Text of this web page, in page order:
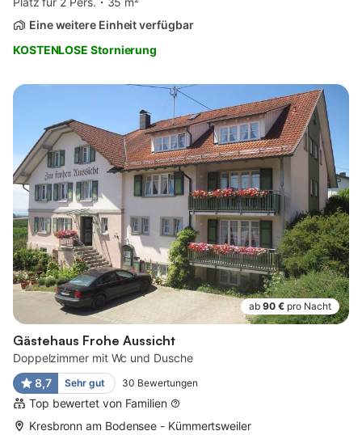
Eine weitere Einheit verfügbar
KOSTENLOSE Stornierung
ab 90 € pro Nacht
Gästehaus Frohe Aussicht
Doppelzimmer mit Wc und Dusche
8,7
Sehr gut 30 Bewertungen
Top bewertet von Familien
Kresbronn am Bodensee - Kümmertsweiler